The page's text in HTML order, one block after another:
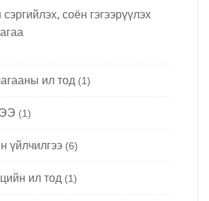
соён гэгээрүүлэх
ил тод (1)
(1)
үйлчилгээ (6)
ил тод (1)